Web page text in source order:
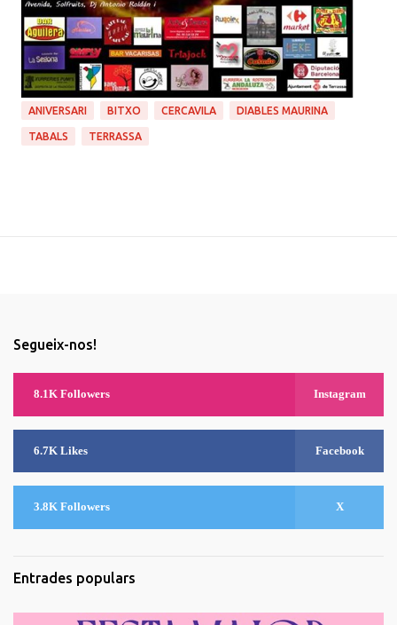
ANIVERSARI BITXO CERCAVILA DIABLES MAURINA
TABALS TERRASSA
Segueix-nos!
8.1K Followers Instagram
6.7K Likes Facebook
3.8K Followers X
Entrades populars